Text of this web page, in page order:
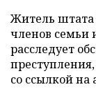
Житель штата
членов семьи
расследует
со ссылкой на